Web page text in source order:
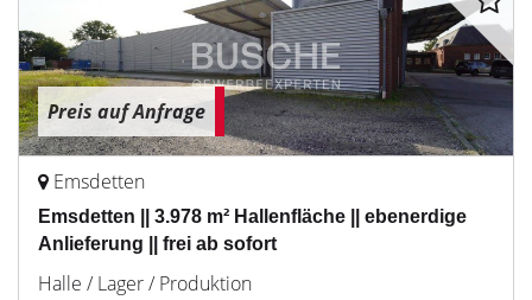
Preis auf Anfrage
Emsdetten
Emsdetten || 3.978 m² Hallenfläche || ebenerdige
Anlieferung || frei ab sofort
Halle / Lager / Produktion